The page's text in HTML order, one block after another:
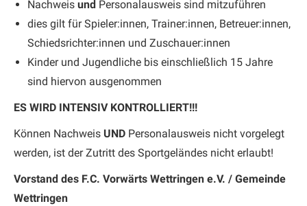
Nachweis und Personalausweis sind mitzuführen
dies gilt für Spieler:innen, Trainer:innen, Betreuer:innen,
Schiedsrichter:innen und Zuschauer:innen
Kinder und Jugendliche bis einschließlich 15 Jahre
sind hiervon ausgenommen
ES WIRD INTENSIV KONTROLLIERT!!!
Können Nachweis UND Personalausweis nicht vorgelegt
werden, ist der Zutritt des Sportgeländes nicht erlaubt!
Vorstand des F.C. Vorwärts Wettringen e.V. / Gemeinde
Wettringen